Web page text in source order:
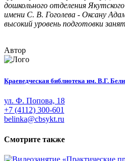
дошкольного отделения
имени С. В. Гоголева - Оксану
высокий уровень подготовки
Автор
Краеведческая библиотека им. В.Г.
ул. Ф. Попова, 18
+7 (4112) 300-601
belinka@cbsykt.ru
Смотрите также